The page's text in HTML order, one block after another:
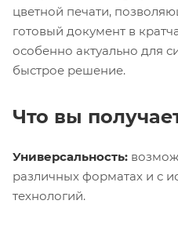
цветной печати,
готовый документ в
особенно актуально для
быстрое решение.
Что вы
Универсальность:
различных форматах и с
технологий.